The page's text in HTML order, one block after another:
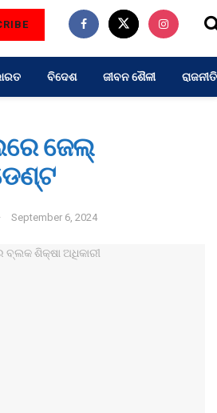
ବିଦେଶ ଜୀବନ ଶୈଳୀ ରାଜନୀତି
ଜେଲ୍
September 6, 2024